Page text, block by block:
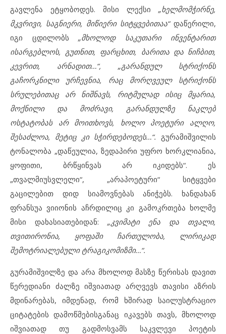
გავლენა ეტყობოდეს. მისი ლექსი „ხელმომჭირნე,
მკვრივი, საგნიერი, მიწიერი სიტყვებითაა“დაწერილი,
იგი ცდილობს „მხოლოდ საკუთარი ინვენტარით
ისარგებლოს, გუთნით, ფარცხით, ბარითა და ნიჩბით,
კევრით, არნადით…“, „გარანდულ სტრიქონს
გაჩორკნილი ურჩევნია, რაც მორღვეულ სტრიქონს
სრულებითაც არ ნიშნავს, რიტმულად ისიც მყარია,
მოქნილი და მოძრავი, გარანდულზე ნაკლებ
ოსტატობას არ მოითხოვს, ხოლო პოეტური ალღო,
შესაძლოა, მეტიც კი სჭირდებოდეს…“. გურამიშვილის
ტონალობა „დაწეულია, ზედაპირი უფრო ხორკლიანია,
ყოფითი, ბრწყინვას არ იკიდებს“. ეს
„თვალმიუსვლელი“, „არაპოეტური“ სიტყვები
გაცილებით დიდ სიამოვნებას ანიჭებს. ხანდახან
ფრანსუა ვიიონის აჩრდილიც კი გამოკრთება ხოლმე
მისი დახასიათებიდან: „კვიმატი ენა და თვალი,
თვითირონია, ყოფაში ჩართულობა, ლირიკად
შემოტრიალებული ტრაგიკომიზმი…“.
გურამიშვილზე და არა მხოლოდ მასზე წერისას დავით
წერედიანი ძალზე იშვიათად არღვევს თავისი აზრის
მდინარებას, იმდენად, რომ ხშირად საილუსტრაციო
ციტატების დამოწმებისგანაც იკავებს თავს, მხოლოდ
იშვიათად თუ გადმოსვამს საკვლევი პოეტის